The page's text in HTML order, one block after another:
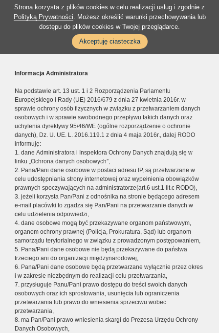
Strona korzysta z plików cookies w celu realizacji usług i zgodnie z
Polityką Prywatności. Możesz określić warunki przechowywania lub
dostępu do plików cookies w Twojej przeglądarce.
Akceptuję ciasteczka
Informacja Administratora
Na podstawie art. 13 ust. 1 i 2 Rozporządzenia Parlamentu
Europejskiego i Rady (UE) 2016/679 z dnia 27 kwietnia 2016r. w
sprawie ochrony osób fizycznych w związku z przetwarzaniem danych
osobowych i w sprawie swobodnego przepływu takich danych oraz
uchylenia dyrektywy 95/46/WE (ogólne rozporządzenie o ochronie
danych), Dz. U. UE. L. 2016.119.1 z dnia 4 maja 2016r., dalej RODO
informuję:
1. dane Administratora i Inspektora Ochrony Danych znajdują się w
linku „Ochrona danych osobowych”,
2. Pana/Pani dane osobowe w postaci adresu IP, są przetwarzane w
celu udostępniania strony internetowej oraz wypełnienia obowiązków
prawnych spoczywających na administratorze(art.6 ust.1 lit.c RODO),
3. jeżeli korzysta Pan/Pani z odnośnika na stronie będącego adresem
e-mail placówki to zgadza się Pan/Pani na przetwarzanie danych w
celu udzielenia odpowiedzi,
4. dane osobowe mogą być przekazywane organom państwowym,
organom ochrony prawnej (Policja, Prokuratura, Sąd) lub organom
samorządu terytorialnego w związku z prowadzonym postępowaniem,
5. Pana/Pani dane osobowe nie będą przekazywane do państwa
trzeciego ani do organizacji międzynarodowej,
6. Pana/Pani dane osobowe będą przetwarzane wyłącznie przez okres
i w zakresie niezbędnym do realizacji celu przetwarzania,
7. przysługuje Panu/Pani prawo dostępu do treści swoich danych
osobowych oraz ich sprostowania, usunięcia lub ograniczenia
przetwarzania lub prawo do wniesienia sprzeciwu wobec
przetwarzania,
8. ma Pan/Pani prawo wniesienia skargi do Prezesa Urzędu Ochrony
Danych Osobowych,